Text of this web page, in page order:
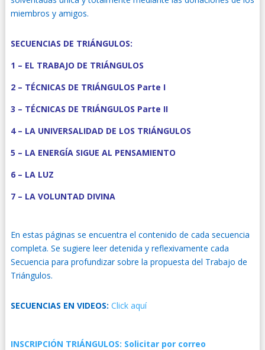
miembros y amigos.
SECUENCIAS DE TRIÁNGULOS:
1 – EL TRABAJO DE TRIÁNGULOS
2 – TÉCNICAS DE TRIÁNGULOS Parte I
3 – TÉCNICAS DE TRIÁNGULOS Parte II
4 – LA UNIVERSALIDAD DE LOS TRIÁNGULOS
5 – LA ENERGÍA SIGUE AL PENSAMIENTO
6 – LA LUZ
7 – LA VOLUNTAD DIVINA
En estas páginas se encuentra el contenido de cada secuencia
completa. Se sugiere leer detenida y reflexivamente cada
Secuencia para profundizar sobre la propuesta del Trabajo de
Triángulos.
SECUENCIAS EN VIDEOS: Click aquí
INSCRIPCIÓN TRIÁNGULOS: Solicitar por correo